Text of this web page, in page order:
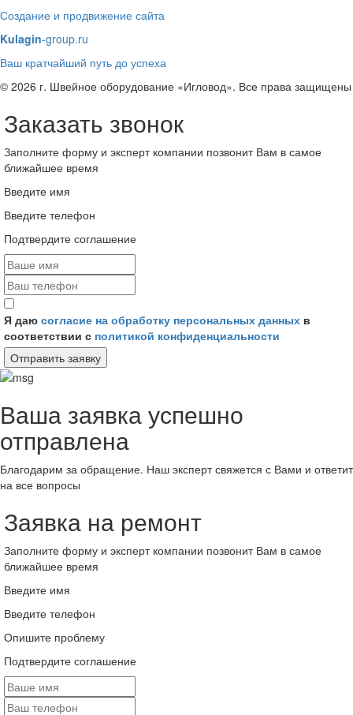
Создание и продвижение сайта
Kulagin-group.ru
Ваш кратчайший путь до успеха
© 2026 г. Швейное оборудование «Игловод». Все права защищены
Заказать звонок
Заполните форму и эксперт компании позвонит Вам в самое
ближайшее время
Введите имя
Введите телефон
Подтвердите соглашение
Я даю согласие на обработку персональных данных в
соответствии с политикой конфиденциальности
Отправить заявку
Ваша заявка успешно
отправлена
Благодарим за обращение. Наш эксперт свяжется с Вами и ответит
на все вопросы
Заявка на ремонт
Заполните форму и эксперт компании позвонит Вам в самое
ближайшее время
Введите имя
Введите телефон
Опишите проблему
Подтвердите соглашение